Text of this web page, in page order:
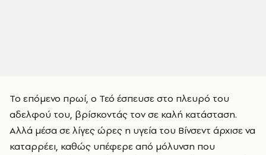
Το επόμενο πρωί, ο Τεό έσπευσε στο πλευρό του
αδελφού του, βρίσκοντάς τον σε καλή κατάσταση.
Αλλά μέσα σε λίγες ώρες η υγεία του Βίνσεντ άρχισε να
καταρρέει, καθώς υπέφερε από μόλυνση που